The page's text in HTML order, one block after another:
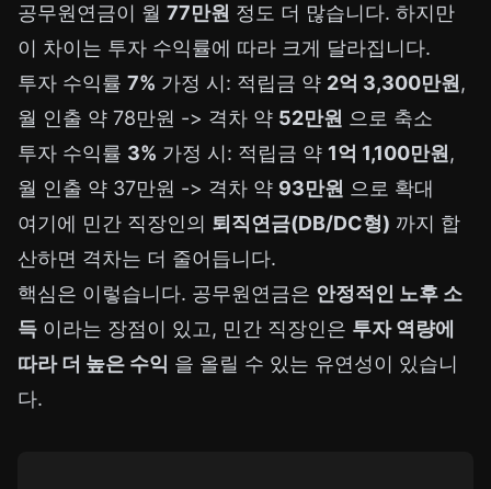
공무원연금이 월 77만원 정도 더 많습니다. 하지만
이 차이는 투자 수익률에 따라 크게 달라집니다.
투자 수익률 7% 가정 시: 적립금 약 2억 3,300만원,
월 인출 약 78만원 -> 격차 약 52만원 으로 축소
투자 수익률 3% 가정 시: 적립금 약 1억 1,100만원,
월 인출 약 37만원 -> 격차 약 93만원 으로 확대
여기에 민간 직장인의 퇴직연금(DB/DC형) 까지 합
산하면 격차는 더 줄어듭니다.
핵심은 이렇습니다. 공무원연금은 안정적인 노후 소
득 이라는 장점이 있고, 민간 직장인은 투자 역량에
따라 더 높은 수익 을 올릴 수 있는 유연성이 있습니
다.